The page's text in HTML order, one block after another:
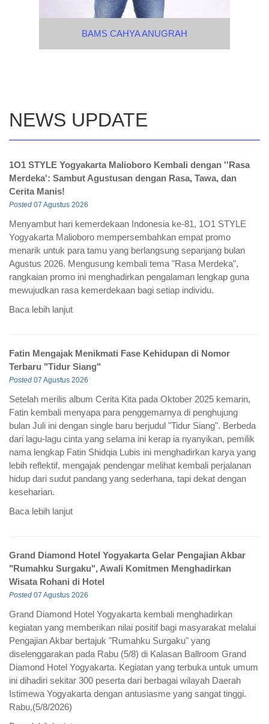
BAMS CAHYA ANUGRAH
NEWS UPDATE
1O1 STYLE Yogyakarta Malioboro Kembali dengan ''Rasa
Merdeka': Sambut Agustusan dengan Rasa, Tawa, dan
Cerita Manis!
Posted 07 Agustus 2026
Menyambut hari kemerdekaan Indonesia ke-81, 1O1 STYLE
Yogyakarta Malioboro mempersembahkan empat promo
menarik untuk para tamu yang berlangsung sepanjang bulan
Agustus 2026. Mengusung kembali tema "Rasa Merdeka",
rangkaian promo ini menghadirkan pengalaman lengkap guna
mewujudkan rasa kemerdekaan bagi setiap individu.
Baca lebih lanjut
Fatin Mengajak Menikmati Fase Kehidupan di Nomor
Terbaru "Tidur Siang"
Posted 07 Agustus 2026
Setelah merilis album Cerita Kita pada Oktober 2025 kemarin,
Fatin kembali menyapa para penggemarnya di penghujung
bulan Juli ini dengan single baru berjudul "Tidur Siang". Berbeda
dari lagu-lagu cinta yang selama ini kerap ia nyanyikan, pemilik
nama lengkap Fatin Shidqia Lubis ini menghadirkan karya yang
lebih reflektif, mengajak pendengar melihat kembali perjalanan
hidup dari sudut pandang yang sederhana, tapi dekat dengan
keseharian.
Baca lebih lanjut
Grand Diamond Hotel Yogyakarta Gelar Pengajian Akbar
"Rumahku Surgaku", Awali Komitmen Menghadirkan
Wisata Rohani di Hotel
Posted 07 Agustus 2026
Grand Diamond Hotel Yogyakarta kembali menghadirkan
kegiatan yang memberikan nilai positif bagi masyarakat melalui
Pengajian Akbar bertajuk "Rumahku Surgaku" yang
diselenggarakan pada Rabu (5/8) di Kalasan Ballroom Grand
Diamond Hotel Yogyakarta. Kegiatan yang terbuka untuk umum
ini dihadiri sekitar 300 peserta dari berbagai wilayah Daerah
Istimewa Yogyakarta dengan antusiasme yang sangat tinggi.
Rabu,(5/8/2026)